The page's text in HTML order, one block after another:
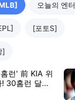
오늘의 엔터
[포토S]
]
런' 前 KIA 위
! 30홈런 달
업 안해?'